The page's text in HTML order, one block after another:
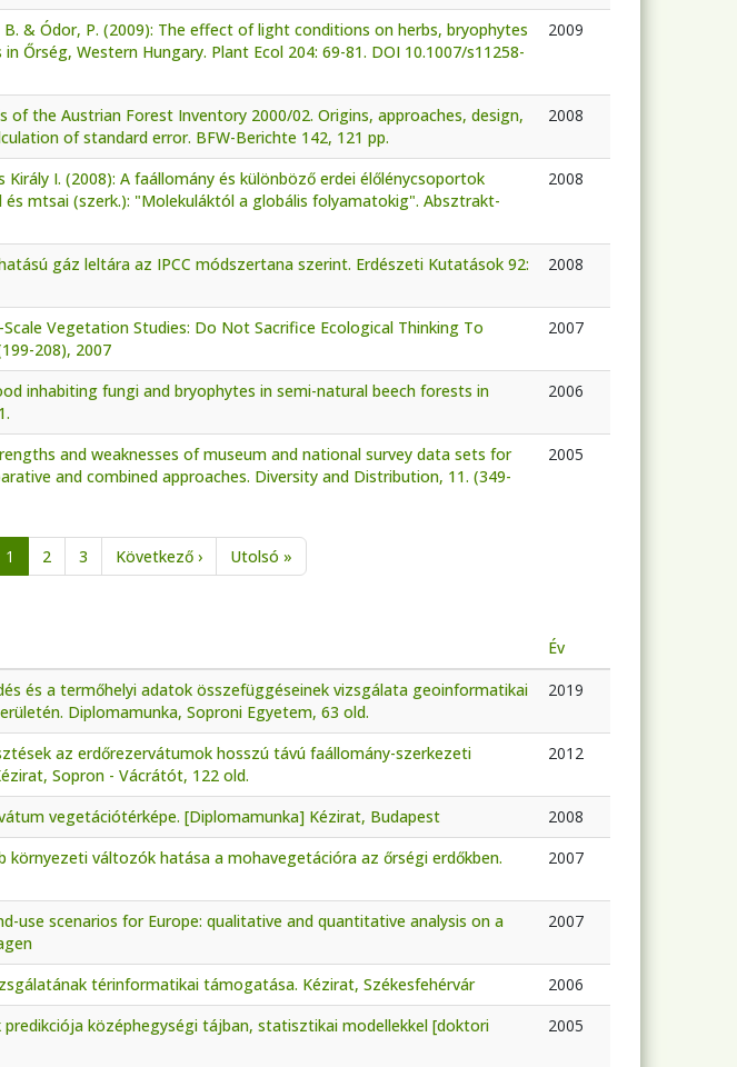
& Ódor, P. (2009): The effect of light conditions on herbs, bryophytes
Őrség, Western Hungary. Plant Ecol 204: 69-81. DOI 10.1007/s11258-
2009
of the Austrian Forest Inventory 2000/02. Origins, approaches, design,
of standard error. BFW-Berichte 142, 121 pp.
2008
Király I. (2008): A faállomány és különböző erdei élőlénycsoportok
és mtsai (szerk.): "Molekuláktól a globális folyamatokig". Absztrakt-
2008
gáz leltára az IPCC módszertana szerint. Erdészeti Kutatások 92:
2008
Vegetation Studies: Do Not Sacrifice Ecological Thinking To
208), 2007
2007
inhabiting fungi and bryophytes in semi-natural beech forests in
2006
and weaknesses of museum and national survey data sets for
and combined approaches. Diversity and Distribution, 11. (349-
2005
1 2 3 Következő ›Következő oldal
Utolsó »Utolsó oldal
Év
és a termőhelyi adatok összefüggéseinek vizsgálata geoinformatikai
Diplomamunka, Soproni Egyetem, 63 old.
2019
az erdőrezervátumok hosszú távú faállomány-szerkezeti
Sopron - Vácrátót, 122 old.
2012
vegetációtérképe. [Diplomamunka] Kézirat, Budapest
2008
környezeti változók hatása a mohavegetációra az őrségi erdőkben.
2007
use scenarios for Europe: qualitative and quantitative analysis on a
2007
térinformatikai támogatása. Kézirat, Székesfehérvár
2006
középhegységi tájban, statisztikai modellekkel [doktori
2005